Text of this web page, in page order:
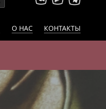
О НАС КОНТАКТЫ